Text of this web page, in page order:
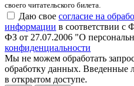
своего читательского билета.
Даю свое согласие на
информации в соответствии
ФЗ от 27.07.2006 "О
конфиденциальности
Мы не можем обработать
обработку данных. Введенные
в открытом доступе.